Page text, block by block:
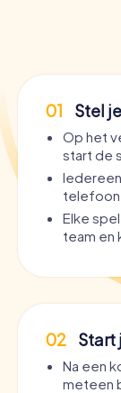
01 Stel
Op het
start de
telefoon
Elke
team en
02 Start
Na een
meteen